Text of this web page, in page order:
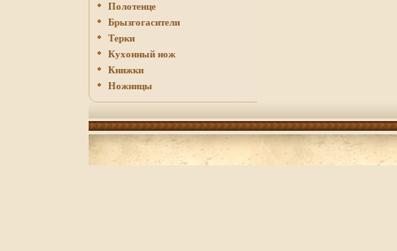
Полотенце
Брызгогасители
Терки
Кухонный нож
Книжки
Ножницы